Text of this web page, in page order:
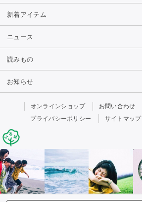
新着アイテム
ニュース
読みもの
お知らせ
オンラインショップ お問い合わせ
プライバシーポリシー
サイトマップ